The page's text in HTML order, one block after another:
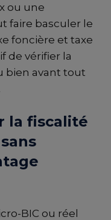
ou une
faire basculer le
foncière et taxe
de vérifier la
bien avant tout
la fiscalité
BIC ou réel